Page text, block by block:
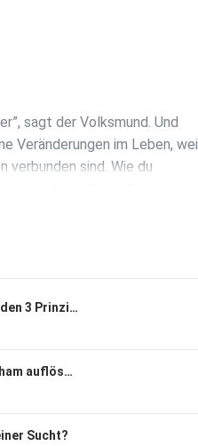
sagt der Volksmund. Und
Veränderungen im Leben, weil
verbunden sind. Wie du
Die 4 häufigsten Fragen zu den 3 Prinzipien
Wie kann ich Schuld und Scham auflösen?
Sucht?